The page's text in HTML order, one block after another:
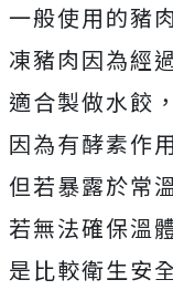
一般使用的豬
凍豬肉因為經
適合製做水餃
因為有酵素作
但若暴露於常
若無法確保溫
是比較衛生安